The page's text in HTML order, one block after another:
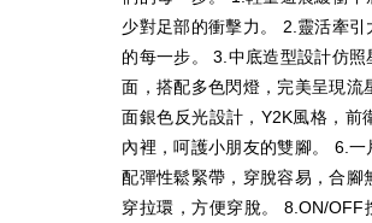
少對足部的衝擊力。 2.靈活牽引
的每一步。 3.中底造型設計仿照
面，搭配多色閃燈，完美呈現流
面銀色反光設計，Y2K風格，前
內裡，呵護小朋友的雙腳。 6.一
配彈性鬆緊帶，穿脫容易，合腳
穿拉環，方便穿脫。 8.ON/OFF